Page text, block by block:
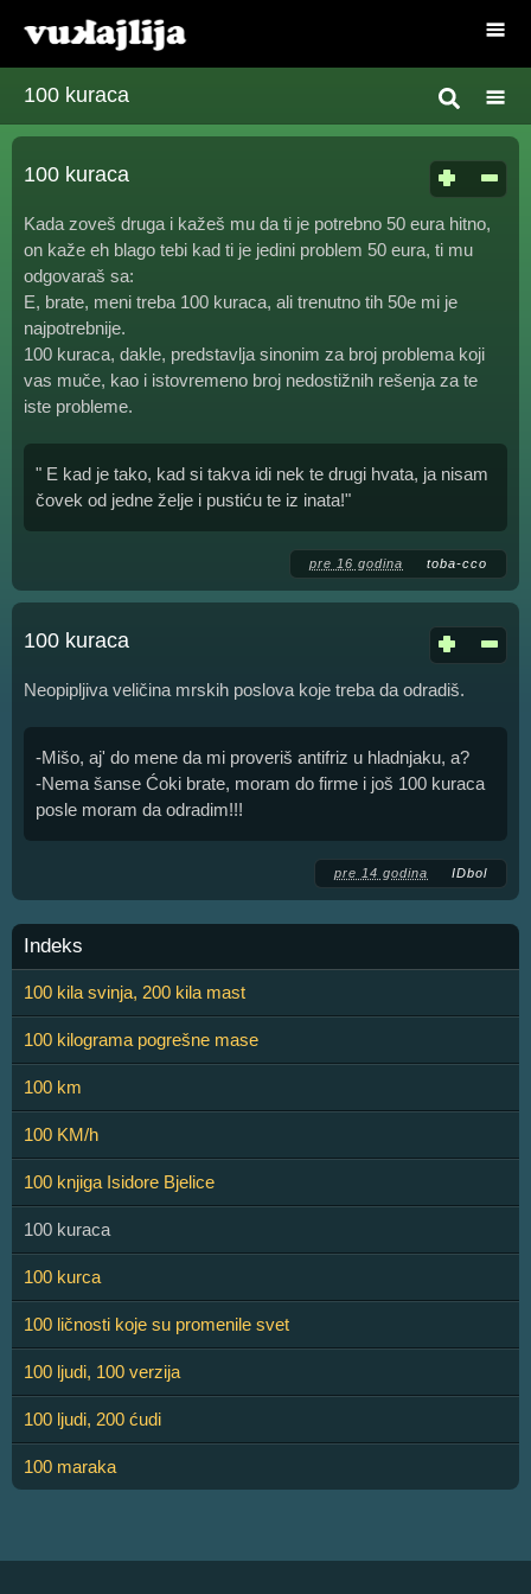
100 kuraca
100 kuraca
Kada zoveš druga i kažeš mu da ti je potrebno 50 eura hitno,
on kaže eh blago tebi kad ti je jedini problem 50 eura, ti mu
odgovaraš sa:
E, brate, meni treba 100 kuraca, ali trenutno tih 50e mi je
najpotrebnije.
100 kuraca, dakle, predstavlja sinonim za broj problema koji
vas muče, kao i istovremeno broj nedostižnih rešenja za te
iste probleme.
" E kad je tako, kad si takva idi nek te drugi hvata, ja nisam
čovek od jedne želje i pustiću te iz inata!"
pre 16 godina toba-cco
100 kuraca
Neopipljiva veličina mrskih poslova koje treba da odradiš.
-Mišo, aj' do mene da mi proveriš antifriz u hladnjaku, a?
-Nema šanse Ćoki brate, moram do firme i još 100 kuraca
posle moram da odradim!!!
pre 14 godina IDbol
Indeks
100 kila svinja, 200 kila mast
100 kilograma pogrešne mase
100 km
100 KM/h
100 knjiga Isidore Bjelice
100 kuraca
100 kurca
100 ličnosti koje su promenile svet
100 ljudi, 100 verzija
100 ljudi, 200 ćudi
100 maraka